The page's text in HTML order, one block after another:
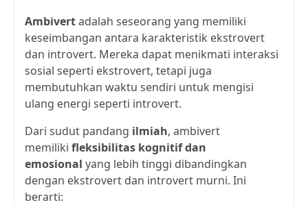
Ambivertadalah seseorang yang memiliki
keseimbangan antara karakteristik ekstrovert
dan introvert. Mereka dapat menikmati interaksi
sosial seperti ekstrovert, tetapi juga
membutuhkan waktu sendiri untuk mengisi
ulang energi seperti introvert.
Dari sudut pandang ilmiah, ambivert
memiliki fleksibilitas kognitif dan
emosional yang lebih tinggi dibandingkan
dengan ekstrovert dan introvert murni. Ini
berarti: